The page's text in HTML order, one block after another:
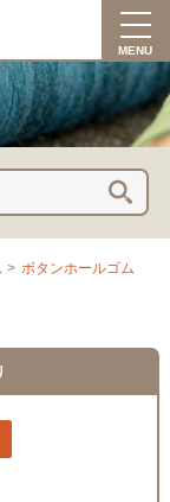
MENU
> ボタンホールゴム